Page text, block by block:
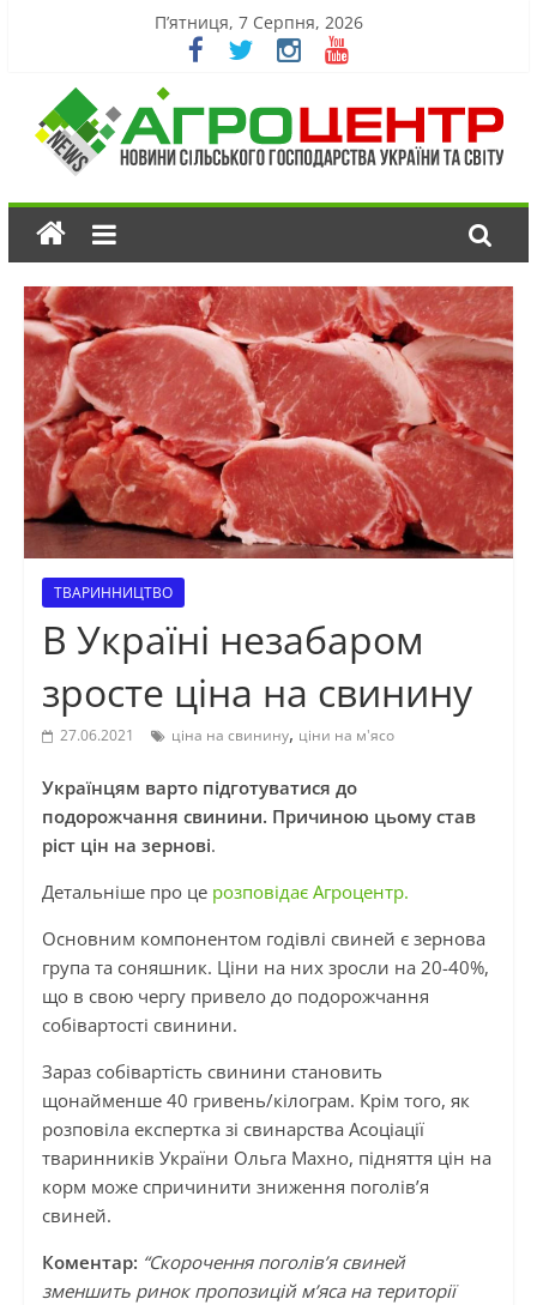
П’ятниця, 7 Серпня, 2026
ТВАРИННИЦТВО
В Україні незабаром
зросте ціна на свинину
27.06.2021 ціна на свинину, ціни на м'ясо
Українцям варто підготуватися до
подорожчання свинини. Причиною цьому став
ріст цін на зернові.
Детальніше про це розповідає Агроцентр.
Основним компонентом годівлі свиней є зернова
група та соняшник. Ціни на них зросли на 20-40%,
що в свою чергу привело до подорожчання
собівартості свинини.
Зараз собівартість свинини становить
щонайменше 40 гривень/кілограм. Крім того, як
розповіла експертка зі свинарства Асоціації
тваринників України Ольга Махно, підняття цін на
корм може спричинити зниження поголів’я
свиней.
Коментар: “Скорочення поголів’я свиней
зменшить ринок пропозицій м’яса на території